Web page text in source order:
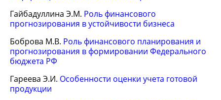
Гайбадуллина Э.М. Роль финансового
прогнозирования в устойчивости бизнеса
Боброва М.В. Роль финансового планирования и
прогнозирования в формировании Федерального
бюджета РФ
Гареева Э.И. Особенности оценки учета готовой
продукции